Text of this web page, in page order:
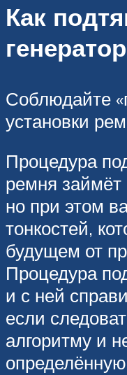
Как
Соблюдайте
установки
Процедура
ремня займёт
но при этом
тонкостей,
будущем от
Процедура
и с ней
если
алгоритму и